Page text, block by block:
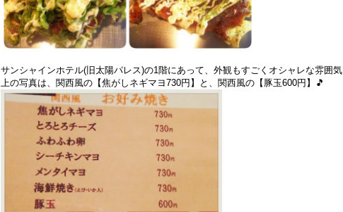
サンシャインホテル(旧太陽パレス)の1階にあって、外観もすごくオシャレな雰囲
上の写真は、関西風の【焦がしネギマヨ730円】と、関西風の【豚玉600円】🎵